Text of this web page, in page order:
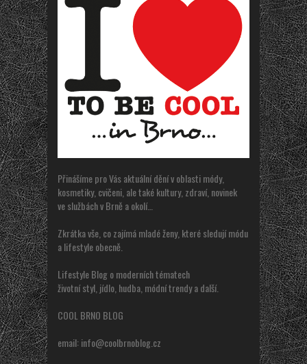
Přinášíme pro Vás aktuální dění v oblasti módy,
kosmetiky, cvičeni, ale také kultury, zdraví, novinek
ve službách v Brně a okolí…
Zkrátka vše, co zajímá mladé ženy, které sledují módu
a lifestyle obecně.
Lifestyle Blog o moderních tématech
životní styl, jídlo, hudba, módní trendy a další.
COOL BRNO BLOG
email:info@coolbrnoblog.cz